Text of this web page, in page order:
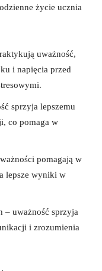
życie ucznia
uważność,‌
i napięcia przed
sprzyja lepszemu
co pomaga w
pomagają ‌w
lepsze wyniki⁤ w
– uważność ⁤sprzyja
i zrozumienia